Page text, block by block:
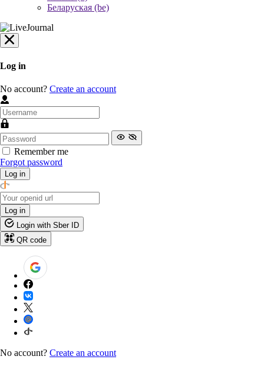
Беларуская (be)
Log in
No account? Create an account
Remember me
Forgot password
Log in
Log in
Login with Sber ID
QR code
No account? Create an account